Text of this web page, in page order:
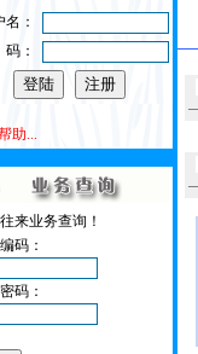
名：
：
助...
来业务查询！
码：
码：